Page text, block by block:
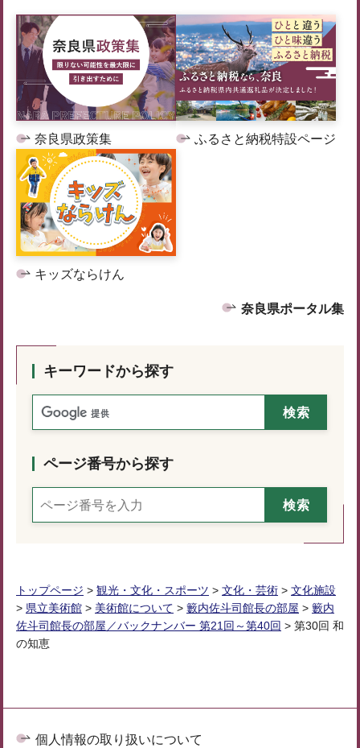
奈良県政策集 ふるさと納税特設ページ
キッズならけん
奈良県ポータル集
キーワードから探す
ページ番号から探す
トップページ > 観光・文化・スポーツ > 文化・芸術 > 文化施設
> 県立美術館 > 美術館について > 籔内佐斗司館長の部屋 > 籔内
佐斗司館長の部屋／バックナンバー 第21回～第40回 > 第30回 和
の知恵
個人情報の取り扱いについて